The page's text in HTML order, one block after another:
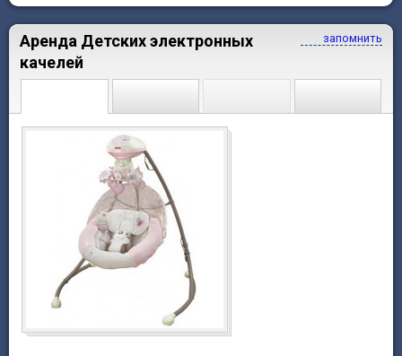
запомнить
Аренда Детских электронных
качелей